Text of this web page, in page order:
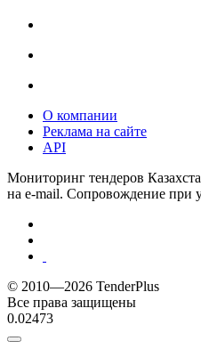
О компании
Реклама на сайте
API
Мониторинг тендеров
на e-mail. Сопровождение при
© 2010—2026 TenderPlus
Все права защищены
0.02473